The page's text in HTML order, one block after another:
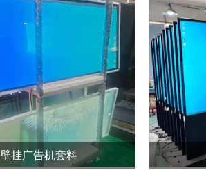
壁挂广告机套料